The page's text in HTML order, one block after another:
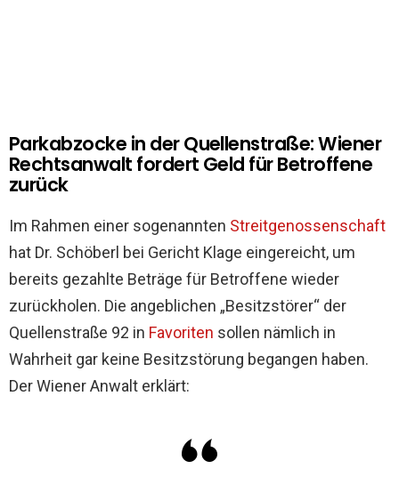
Parkabzocke in der Quellenstraße: Wiener
Rechtsanwalt fordert Geld für Betroffene
zurück
Im Rahmen einer sogenannten Streitgenossenschaft
hat Dr. Schöberl bei Gericht Klage eingereicht, um
bereits gezahlte Beträge für Betroffene wieder
zurückholen. Die angeblichen „Besitzstörer“ der
Quellenstraße 92 in Favoriten sollen nämlich in
Wahrheit gar keine Besitzstörung begangen haben.
Der Wiener Anwalt erklärt: